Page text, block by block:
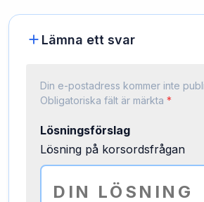
Lämna ett svar
Din e-postadress kommer inte
Obligatoriska fält är märkta *
Lösningsförslag
Lösning på korsordsfrågan